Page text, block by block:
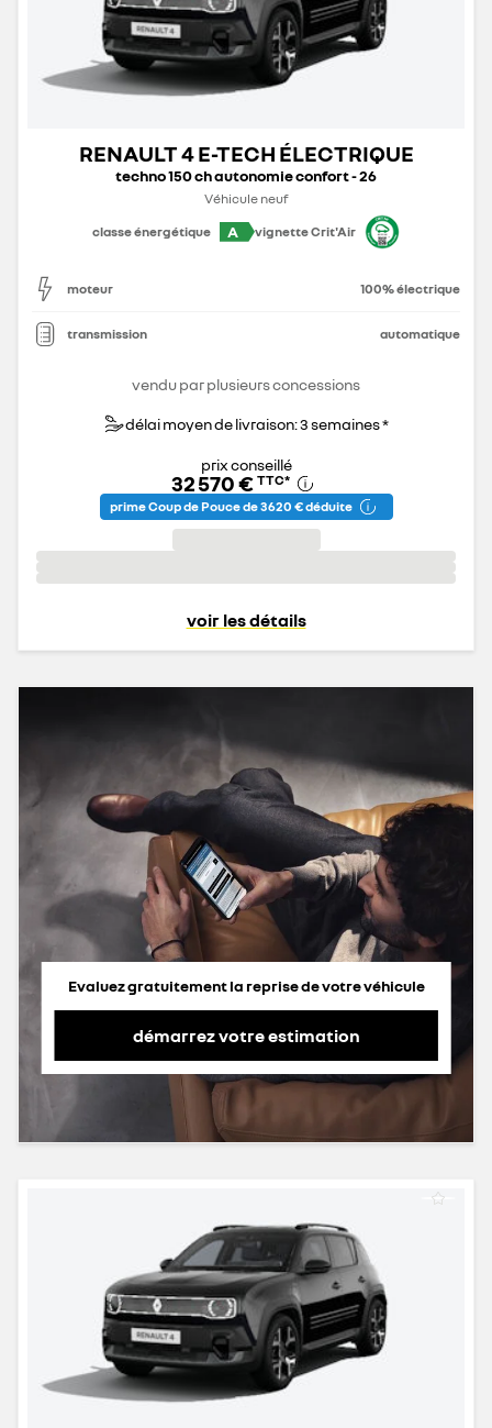
RENAULT 4 E-TECH ÉLECTRIQUE
techno 150 ch autonomie confort - 26
Véhicule neuf
classe énergétique
A vignette Crit'Air
moteur 100% électrique
transmission automatique
vendu par plusieurs concessions
délai moyen de livraison: 3 semaines *
prix conseillé
32 570 € TTC*
prime Coup de Pouce de 3 620 € déduite
voir les détails
Evaluez gratuitement la reprise de votre véhicule
démarrez votre estimation